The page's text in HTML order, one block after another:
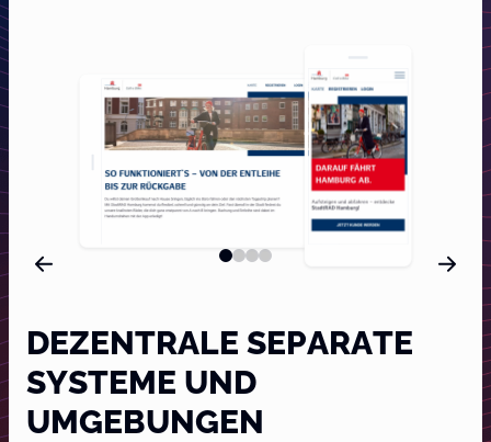
DEZENTRALE SEPARATE
SYSTEME UND
UMGEBUNGEN